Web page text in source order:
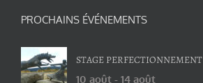
PROCHAINS ÉVÉNEMENTS
STAGE PERFECTIONNEMENT
10 août - 14 août